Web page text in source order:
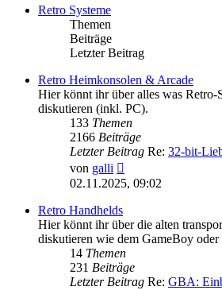
Retro Systeme
Themen
Beiträge
Letzter Beitrag
Retro Heimkonsolen & Arcade
Hier könnt ihr über alles was Retro-
diskutieren (inkl. PC).
133 Themen
2166 Beiträge
Letzter Beitrag Re: 32-bit-
von galli
Beitrag
02.11.2025, 09:02
Retro Handhelds
Hier könnt ihr über die alten
diskutieren wie dem GameBoy oder
14 Themen
231 Beiträge
Letzter Beitrag Re: GBA: